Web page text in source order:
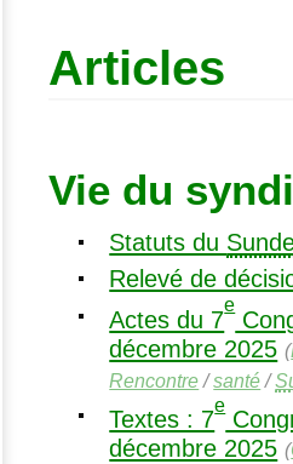
Articles
Vie du
Statuts du
Relevé de
Actes du 7
e
décembre 2025 (
Rencontre /santé /
Textes : 7
e
décembre 2025 (